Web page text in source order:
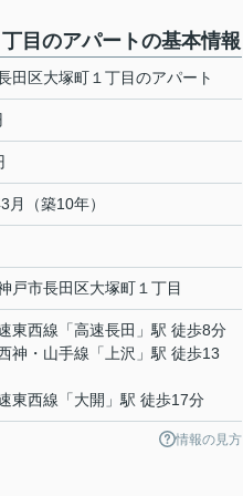
目のアパートの基本情報
田区大塚町１丁目のアパート
月（築10年）
戸市長田区大塚町 １丁目
東西線 「高速長田 」駅 徒歩8分
神・山手線 「 上沢 」駅 徒歩13
東西線 「大開 」駅 徒歩17分
情報の見方